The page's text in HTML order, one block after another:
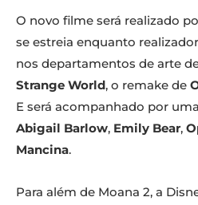
O novo filme será realizado
se estreia enquanto
nos departamentos de arte
Strange World, o remake de
E será acompanhado por
Abigail Barlow, Emily Bear,
Mancina.
Para além de Moana 2, a